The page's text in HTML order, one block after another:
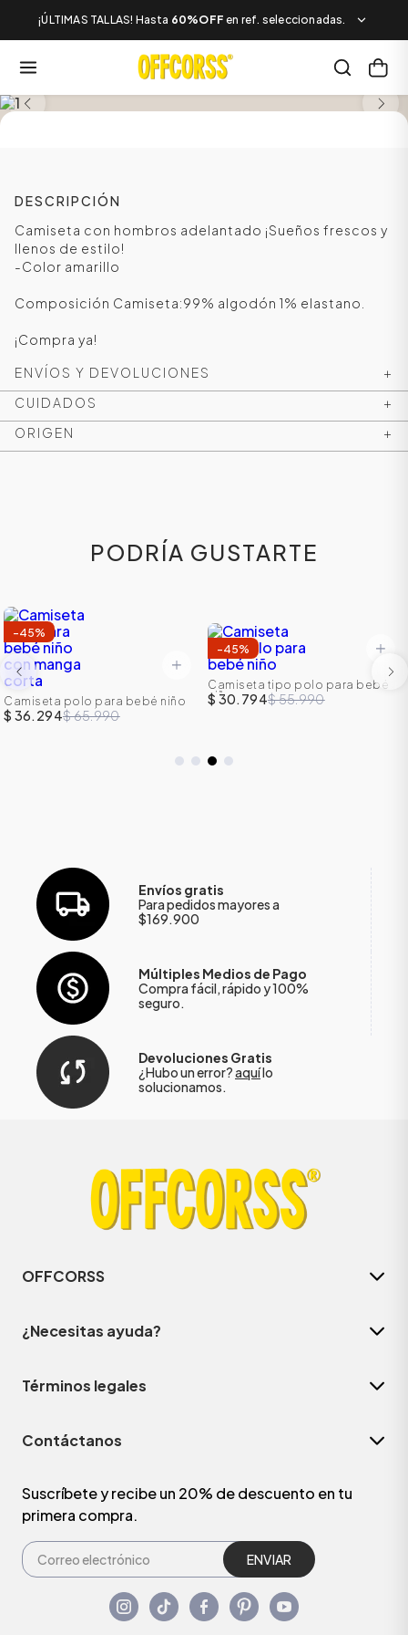
¡ÚLTIMAS TALLAS! Hasta 60%OFF en ref. seleccionadas.
DESCRIPCIÓN
Camiseta con hombros adelantado ¡Sueños frescos y
llenos de estilo!
-Color amarillo
Composición Camiseta:99% algodón 1% elastano.
¡Compra ya!
ENVÍOS Y DEVOLUCIONES
+
CUIDADOS
+
ORIGEN
+
PODRÍA GUSTARTE
-45%
Camiseta polo para bebé niño
con manga corta
$ 36.294$ 65.990
-45%
Camiseta tipo polo para bebé
niño
$ 30.794$ 55.990
Envíos gratis
Para pedidos mayores a
$169.900
Múltiples Medios de Pago
Compra fácil, rápido y 100%
seguro.
Devoluciones Gratis
¿Hubo un error?aquílo
solucionamos.
OFFCORSS
¿Necesitas ayuda?
Términos legales
Contáctanos
Suscríbete y recibe un 20% de descuento en tu
primera compra.
ENVIAR